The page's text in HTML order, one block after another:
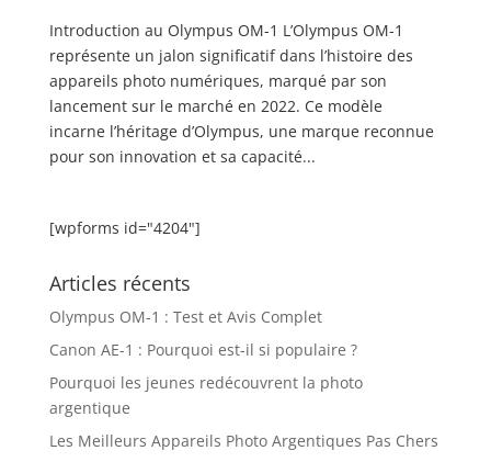
Introduction au Olympus OM-1 L’Olympus OM-1
représente un jalon significatif dans l’histoire des
appareils photo numériques, marqué par son
lancement sur le marché en 2022. Ce modèle
incarne l’héritage d’Olympus, une marque reconnue
pour son innovation et sa capacité...
[wpforms id="4204"]
Articles récents
Olympus OM-1 : Test et Avis Complet
Canon AE-1 : Pourquoi est-il si populaire ?
Pourquoi les jeunes redécouvrent la photo
argentique
Les Meilleurs Appareils Photo Argentiques Pas Chers